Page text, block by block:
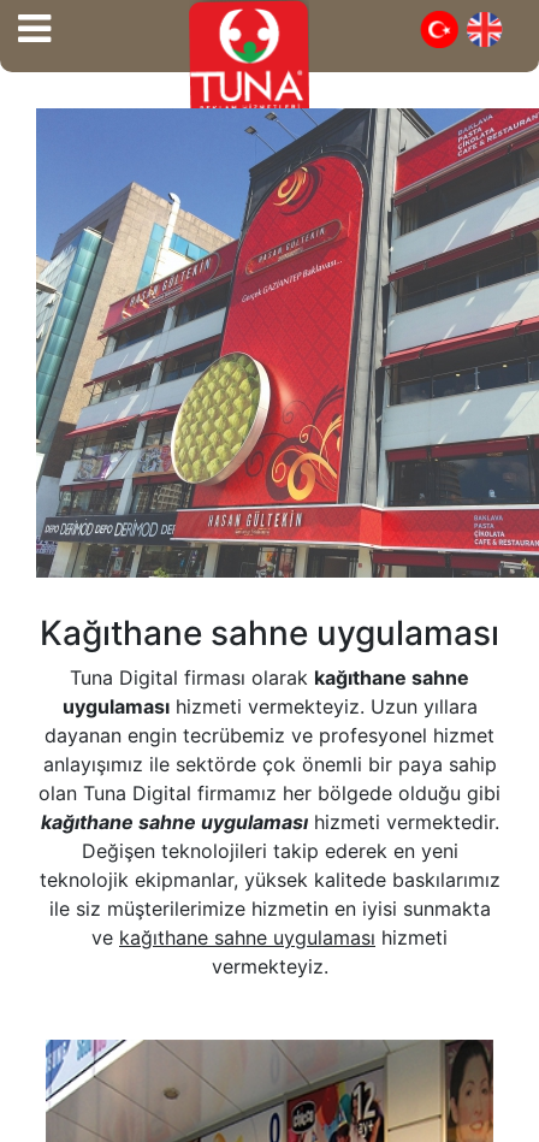
Kağıthane sahne uygulaması
Tuna Digital firması olarak kağıthane sahne
uygulamasıhizmeti vermekteyiz. Uzun yıllara
dayanan engin tecrübemiz ve profesyonel hizmet
anlayışımız ile sektörde çok önemli bir paya sahip
olan Tuna Digital firmamız her bölgede olduğu gibi
kağıthane sahne uygulamasıhizmeti vermektedir.
Değişen teknolojileri takip ederek en yeni
teknolojik ekipmanlar, yüksek kalitede baskılarımız
ile siz müşterilerimize hizmetin en iyisi sunmakta
ve kağıthane sahne uygulaması hizmeti
vermekteyiz.